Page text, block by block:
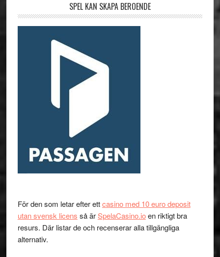
SPEL KAN SKAPA BEROENDE
För den som letar efter ettcasino med 10 euro deposit
utan svensk licens så ärSpelaCasino.ioen riktigt bra
resurs. Där listar de och recenserar alla tillgängliga
alternativ.